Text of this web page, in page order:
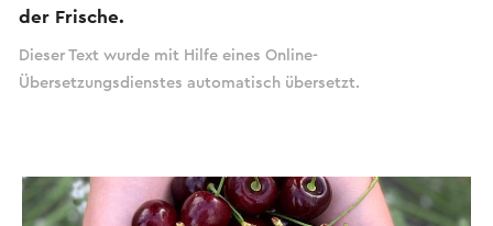
der Frische.
Dieser Text wurde mit Hilfe eines Online-
Übersetzungsdienstes automatisch übersetzt.